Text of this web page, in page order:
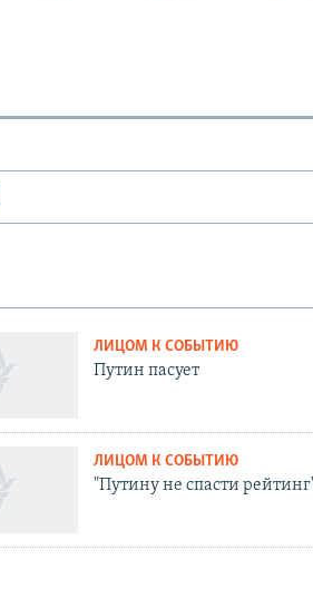
ЛИЦОМ К СОБЫТИЮ
Путин пасует
ЛИЦОМ К СОБЫТИЮ
"Путину не спасти